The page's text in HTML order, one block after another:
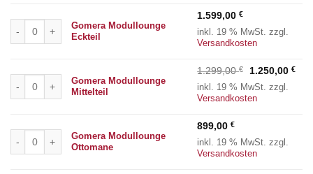
Gomera Modullounge Eckteil Menge
Gomera Modullounge
Eckteil
1.599,00€
inkl. 19 % MwSt. zzgl.
Versandkosten
Gomera Modullounge Mittelteil Menge
Gomera Modullounge
Mittelteil
1.299,00€
Ursprünglicher
Preis
war:
1.250,00 €
inkl. 19 % MwSt. zzgl.
Versandkosten
Gomera Modullounge Ottomane Menge
Gomera Modullounge
Ottomane
899,00€
inkl. 19 % MwSt. zzgl.
Versandkosten